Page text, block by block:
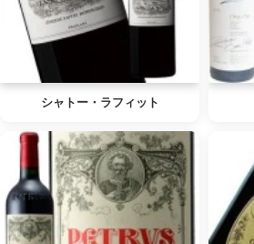
シャトー・ラフィット